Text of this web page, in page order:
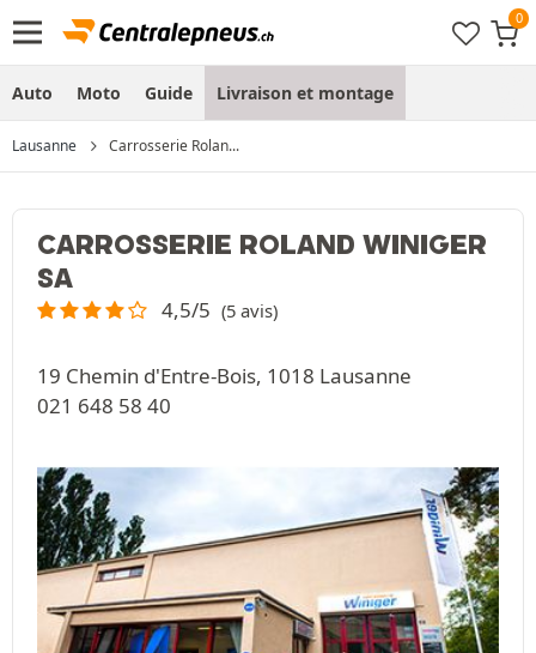
Auto Moto Guide Livraison et montage
Lausanne Carrosserie Rolan...
CARROSSERIE ROLAND WINIGER
SA
4,5/5 (5 avis)
19 Chemin d'Entre-Bois, 1018 Lausanne
021 648 58 40